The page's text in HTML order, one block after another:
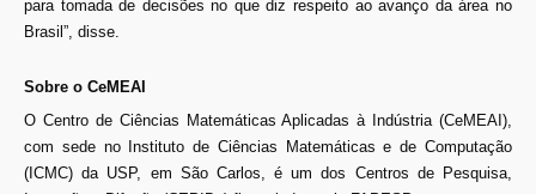
para tomada de decisões no que diz respeito ao avanço da área no
Brasil”, disse.
Sobre o CeMEAI
O Centro de Ciências Matemáticas Aplicadas à Indústria (CeMEAI),
com sede no Instituto de Ciências Matemáticas e de Computação
(ICMC) da USP, em São Carlos, é um dos Centros de Pesquisa,